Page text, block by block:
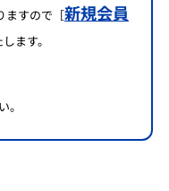
ますので［新規会員
ます。
。